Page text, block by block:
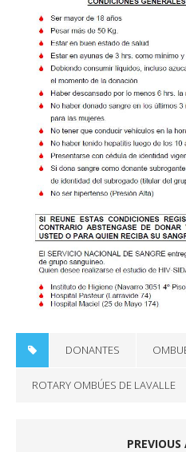
DONANTES
ROTARY OMBÚES DE LAVALLE
PREVIOUS